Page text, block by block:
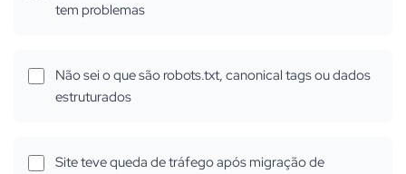
tem problemas
Não sei o que são robots.txt, canonical tags ou dados
estruturados
Site teve queda de tráfego após migração de